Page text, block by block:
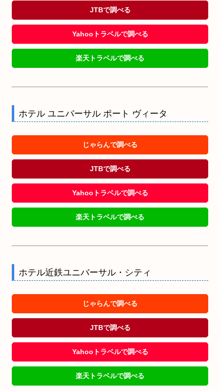
JTBで調べる
Yahooトラベルで調べる
楽天トラベルで調べる
ホテル ユニバーサル ポート ヴィータ
じゃらんで調べる
JTBで調べる
Yahooトラベルで調べる
楽天トラベルで調べる
ホテル近鉄ユニバーサル・シティ
じゃらんで調べる
JTBで調べる
Yahooトラベルで調べる
楽天トラベルで調べる